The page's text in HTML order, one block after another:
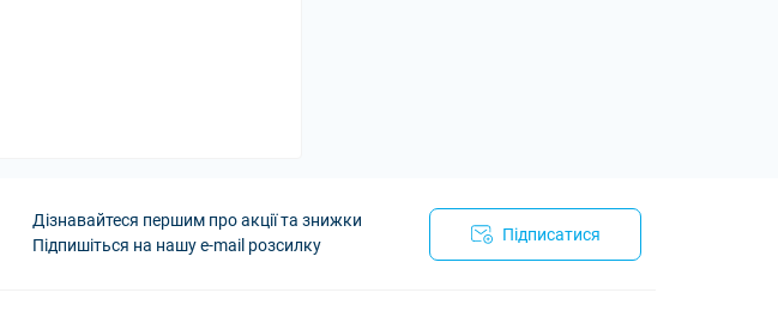
Дізнавайтеся першим про акції та знижки
Підпишіться на нашу e-mail розсилку
Підписатися